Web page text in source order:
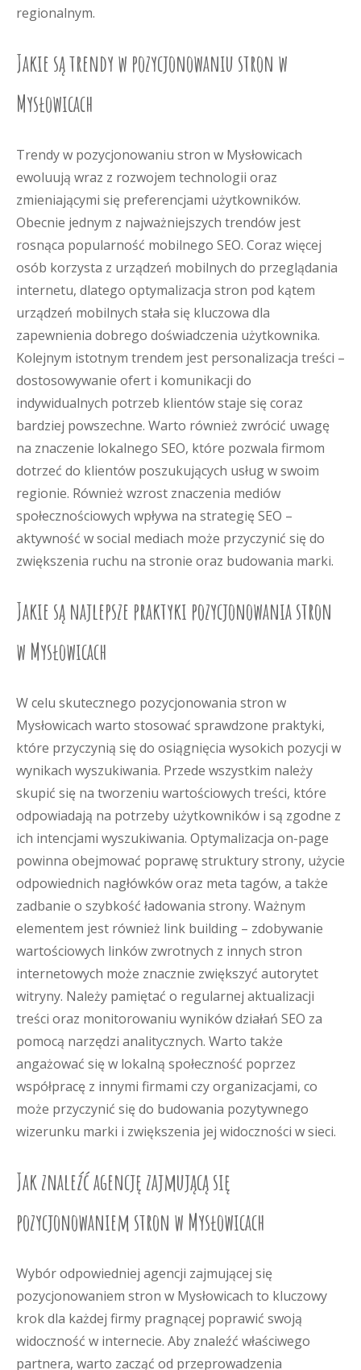
regionalnym.
Jakie są trendy w pozycjonowaniu stron w
Mysłowicach
Trendy w pozycjonowaniu stron w Mysłowicach
ewoluują wraz z rozwojem technologii oraz
zmieniającymi się preferencjami użytkowników.
Obecnie jednym z najważniejszych trendów jest
rosnąca popularność mobilnego SEO. Coraz więcej
osób korzysta z urządzeń mobilnych do przeglądania
internetu, dlatego optymalizacja stron pod kątem
urządzeń mobilnych stała się kluczowa dla
zapewnienia dobrego doświadczenia użytkownika.
Kolejnym istotnym trendem jest personalizacja treści –
dostosowywanie ofert i komunikacji do
indywidualnych potrzeb klientów staje się coraz
bardziej powszechne. Warto również zwrócić uwagę
na znaczenie lokalnego SEO, które pozwala firmom
dotrzeć do klientów poszukujących usług w swoim
regionie. Również wzrost znaczenia mediów
społecznościowych wpływa na strategię SEO –
aktywność w social mediach może przyczynić się do
zwiększenia ruchu na stronie oraz budowania marki.
Jakie są najlepsze praktyki pozycjonowania stron
w Mysłowicach
W celu skutecznego pozycjonowania stron w
Mysłowicach warto stosować sprawdzone praktyki,
które przyczynią się do osiągnięcia wysokich pozycji w
wynikach wyszukiwania. Przede wszystkim należy
skupić się na tworzeniu wartościowych treści, które
odpowiadają na potrzeby użytkowników i są zgodne z
ich intencjami wyszukiwania. Optymalizacja on-page
powinna obejmować poprawę struktury strony, użycie
odpowiednich nagłówków oraz meta tagów, a także
zadbanie o szybkość ładowania strony. Ważnym
elementem jest również link building – zdobywanie
wartościowych linków zwrotnych z innych stron
internetowych może znacznie zwiększyć autorytet
witryny. Należy pamiętać o regularnej aktualizacji
treści oraz monitorowaniu wyników działań SEO za
pomocą narzędzi analitycznych. Warto także
angażować się w lokalną społeczność poprzez
współpracę z innymi firmami czy organizacjami, co
może przyczynić się do budowania pozytywnego
wizerunku marki i zwiększenia jej widoczności w sieci.
Jak znaleźć agencję zajmującą się
pozycjonowaniem stron w Mysłowicach
Wybór odpowiedniej agencji zajmującej się
pozycjonowaniem stron w Mysłowicach to kluczowy
krok dla każdej firmy pragnącej poprawić swoją
widoczność w internecie. Aby znaleźć właściwego
partnera, warto zacząć od przeprowadzenia